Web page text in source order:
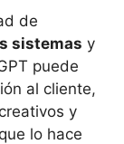
de
sistemas y
puede
al cliente,
y
lo hace